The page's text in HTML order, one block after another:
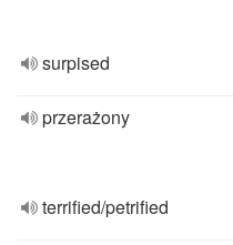
surpised
przerażony
terrified/petrified